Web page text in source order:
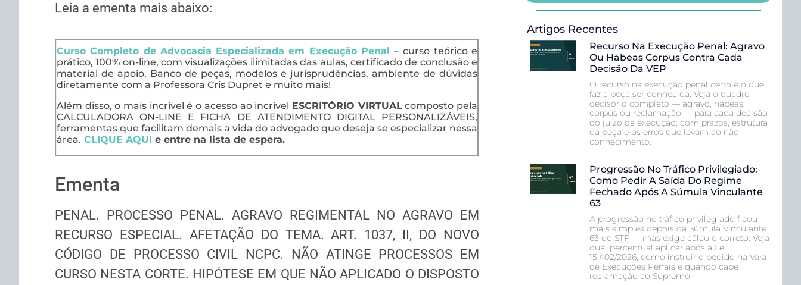
Leia a ementa mais abaixo:
Curso Completo de Advocacia Especializada em Execução Penal –curso teórico e
prático, 100% on-line, com visualizações ilimitadas das aulas, certificado de conclusão e
material de apoio, Banco de peças, modelos e jurisprudências, ambiente de dúvidas
diretamente com a Professora Cris Dupret e muito mais!
Além disso, o mais incrível é o acesso ao incrível ESCRITÓRIO VIRTUALcomposto pela
CALCULADORA ON-LINE E FICHA DE ATENDIMENTO DIGITAL PERSONALIZÁVEIS,
ferramentas que facilitam demais a vida do advogado que deseja se especializar nessa
área. CLIQUE AQUI e entre na lista de espera.
Ementa
PENAL. PROCESSO PENAL. AGRAVO REGIMENTAL NO AGRAVO EM
RECURSO ESPECIAL. AFETAÇÃO DO TEMA. ART. 1037, II, DO NOVO
CÓDIGO DE PROCESSO CIVIL NCPC. NÃO ATINGE PROCESSOS EM
CURSO NESTA CORTE. HIPÓTESE EM QUE NÃO APLICADO O DISPOSTO
Artigos Recentes
Recurso Na Execução Penal: Agravo
Ou Habeas Corpus Contra Cada
Decisão Da VEP
O recurso na execução penal certo é o que
faz a peça ser conhecida. Veja o quadro
decisório completo — agravo, habeas
corpus ou reclamação — para cada decisão
do juízo da execução, com prazos, estrutura
da peça e os erros que levam ao não
conhecimento.
Progressão No Tráfico Privilegiado:
Como Pedir A Saída Do Regime
Fechado Após A Súmula Vinculante
63
A progressão no tráfico privilegiado ficou
mais simples depois da Súmula Vinculante
63 do STF — mas exige cálculo correto. Veja
qual percentual aplicar após a Lei
15.402/2026, como instruir o pedido na Vara
de Execuções Penais e quando cabe
reclamação ao Supremo.